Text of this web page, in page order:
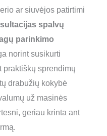
ar siuvėjos patirtimi
spalvų
parinkimo
norint susikurti
praktiškų sprendimų
drabužių kokybė
už masinės
geriau krinta ant